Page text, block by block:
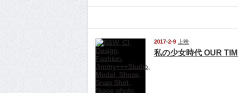
2017-2-9 上映
私の少女時代 OUR